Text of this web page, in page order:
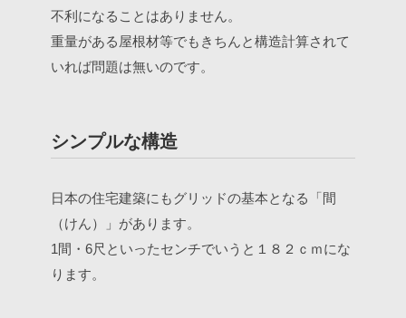
不利になることはありません。
重量がある屋根材等でもきちんと構造計算されて
いれば問題は無いのです。
シンプルな構造
日本の住宅建築にもグリッドの基本となる「間
（けん）」があります。
1間・6尺といったセンチでいうと１８２ｃｍにな
ります。